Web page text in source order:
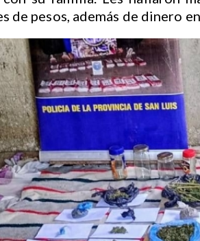
de pesos, además de dinero